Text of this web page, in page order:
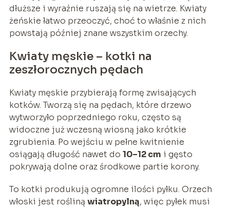
dłuższe i wyraźnie ruszają się na wietrze. Kwiaty
żeńskie łatwo przeoczyć, choć to właśnie z nich
powstają później znane wszystkim orzechy.
Kwiaty męskie – kotki na
zeszłorocznych pędach
Kwiaty męskie przybierają formę zwisających
kotków. Tworzą się na pędach, które drzewo
wytworzyło poprzedniego roku, często są
widoczne już wczesną wiosną jako krótkie
zgrubienia. Po wejściu w pełne kwitnienie
osiągają długość nawet do 10–12 cm i gęsto
pokrywają dolne oraz środkowe partie korony.
To kotki produkują ogromne ilości pyłku. Orzech
włoski jest rośliną wiatropylną, więc pyłek musi